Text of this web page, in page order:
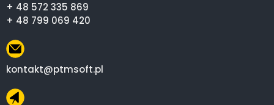
+ 48 572 335 869
+ 48 799 069 420
kontakt@ptmsoft.pl